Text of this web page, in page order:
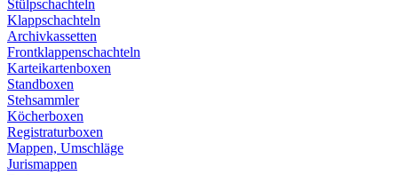
Stülpschachteln
Klappschachteln
Archivkassetten
Frontklappenschachteln
Karteikartenboxen
Standboxen
Stehsammler
Köcherboxen
Registraturboxen
Mappen, Umschläge
Jurismappen